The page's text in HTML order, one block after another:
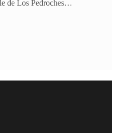
de Los Pedroches…